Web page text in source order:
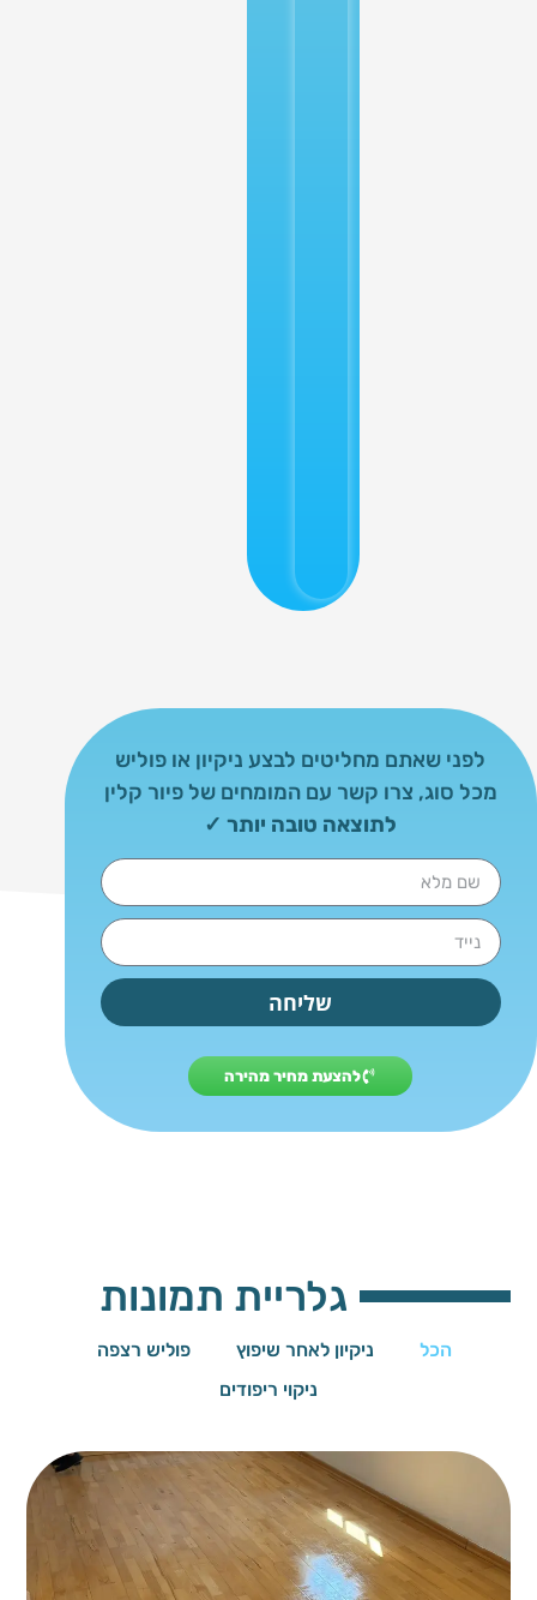
שאתם מחליטים לבצע ניקיון או פוליש
סוג, צרו קשר עם המומחים של פיור קלין
לתוצאה טובה יותר ✓
להצעת מחיר מהירה
גלריית תמונות
ניקיון לאחר שיפוץ
פוליש רצפה
ניקוי ריפודים